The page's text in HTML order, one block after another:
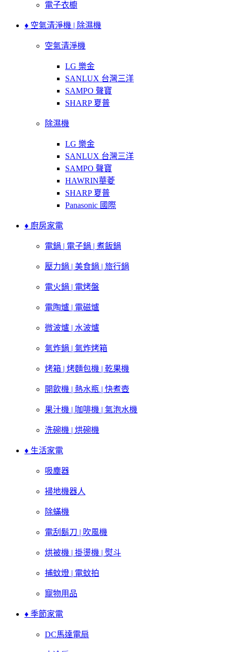
電子衣櫥
♦ 空氣清淨機 | 除濕機
空氣清淨機
LG 樂金
SANLUX 台灣三洋
SAMPO 聲寶
SHARP 夏普
除濕機
LG 樂金
SANLUX 台灣三洋
SAMPO 聲寶
HAWRIN華菱
SHARP 夏普
Panasonic 國際
♦ 廚房家電
電鍋 | 電子鍋 | 煮飯鍋
壓力鍋 | 美食鍋 | 旅行鍋
電火鍋 | 電烤盤
電陶爐 | 電磁爐
微波爐 | 水波爐
氣炸鍋 | 氣炸烤箱
烤箱 | 烤麵包機 | 乾果機
開飲機 | 熱水瓶 | 快煮壺
果汁機 | 咖啡機 | 氣泡水機
洗碗機 | 烘碗機
♦ 生活家電
吸塵器
掃地機器人
除蟎機
電刮鬍刀 | 吹風機
烘被機 | 掛燙機 | 熨斗
捕蚊燈 | 電蚊拍
寵物用品
♦ 季節家電
DC馬達電扇